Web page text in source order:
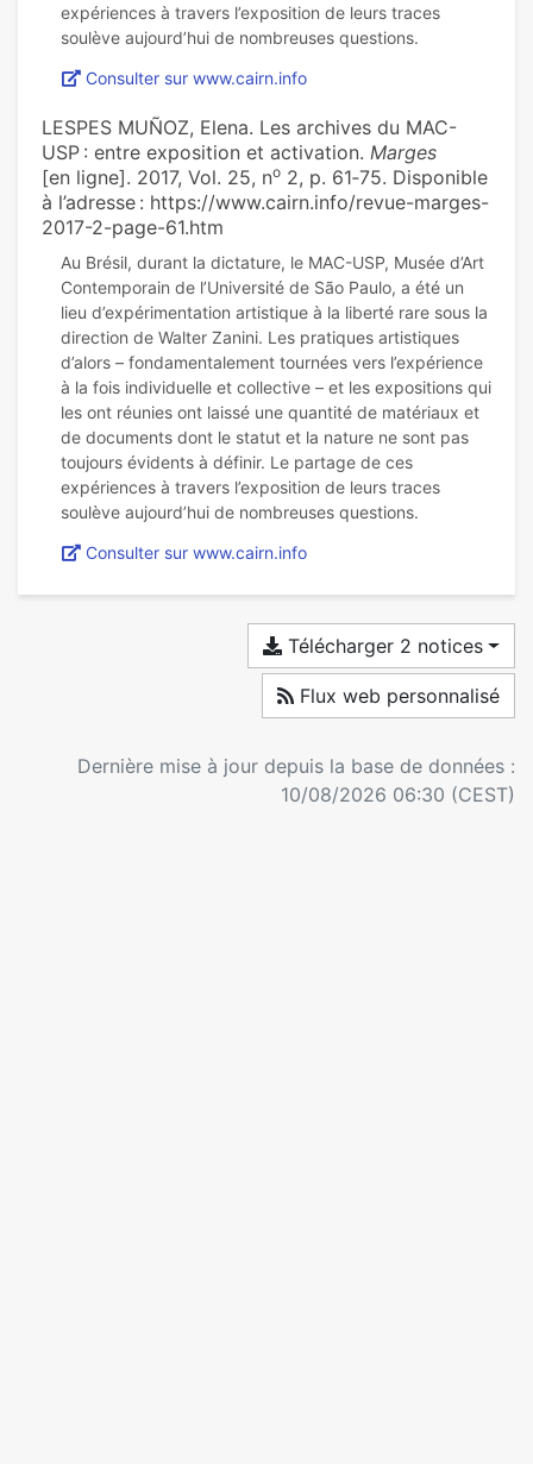
expériences à travers l’exposition de leurs traces
Consulter sur www.cairn.info
LESPES MUÑOZ, Elena. ‪Les archives du MAC-
USP : entre exposition et activation‪. Marges
[en ligne]. 2017, Vol. 25, no 2, p. 61‑75. Disponible
à l’adresse : https://www.cairn.info/revue-marges-
2017-2-page-61.htm
Au Brésil, durant la dictature, le MAC-USP, Musée d’Art
Contemporain de l’Université de São Paulo, a été un
lieu d’expérimentation artistique à la liberté rare sous la
direction de Walter Zanini. Les pratiques artistiques
d’alors – fondamentalement tournées vers l’expérience
à la fois individuelle et collective – et les expositions qui
les ont réunies ont laissé une quantité de matériaux et
de documents dont le statut et la nature ne sont pas
toujours évidents à définir. Le partage de ces
expériences à travers l’exposition de leurs traces
Consulter sur www.cairn.info
Télécharger 2 notices
Flux web personnalisé
Dernière mise à jour depuis la base de données :
10/08/2026 06:30 (CEST)